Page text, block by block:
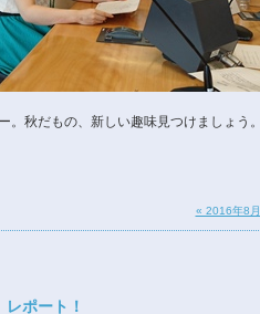
。秋だもの、新しい趣味見つけましょう。
« 2016年8月
ポート！